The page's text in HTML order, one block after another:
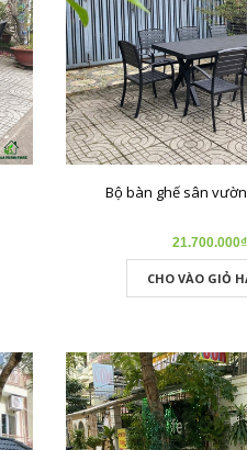
Bộ bàn ghế sân vườn
21.700.000₫
CHO VÀO GIỎ